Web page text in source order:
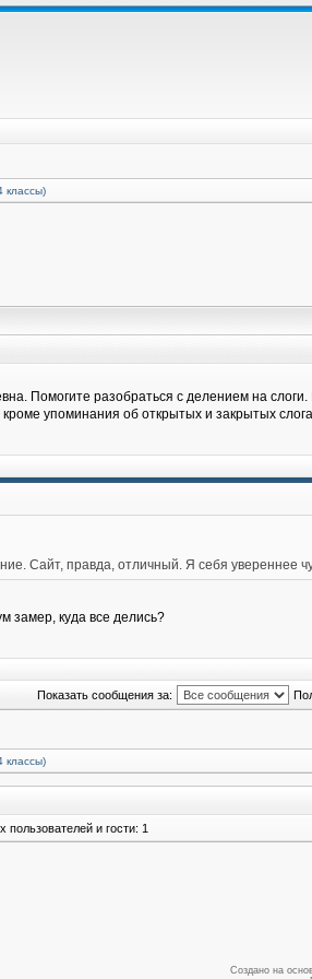
классы)
Помогите разобраться с делением на
упоминания об открытых и закрытых
Сайт, правда, отличный. Я себя увереннее
замер, куда все делись?
Показать сообщения за:
классы)
и гости: 1
Создано на